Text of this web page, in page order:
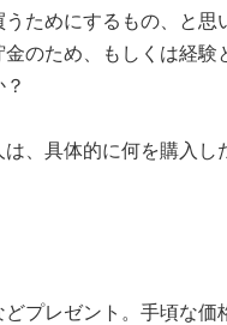
ためにするもの、と思
のため、もしくは経
、具体的に何を購入し
どプレゼント。手頃な